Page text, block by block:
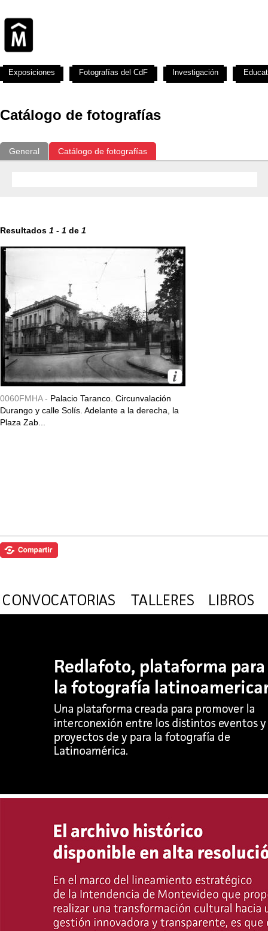
Catálogo de fotografías
General Catálogo de fotografías
Resultados 1 - 1 de 1
0060FMHA - Palacio Taranco. Circunvalación
Durango y calle Solís. Adelante a la derecha, la
Plaza Zab...
Exposiciones Fotografías del CdF Investigación